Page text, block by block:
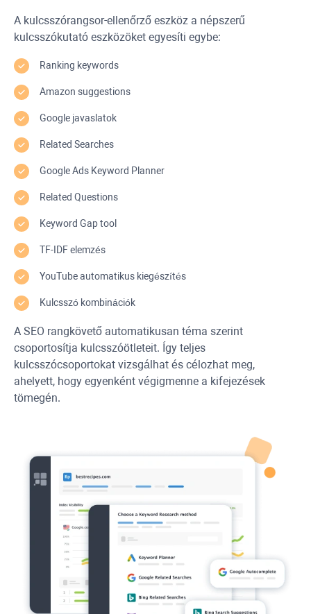
A kulcsszórangsor-ellenőrző eszköz a népszerű
kulcsszókutató eszközöket egyesíti egybe:
Ranking keywords
Amazon suggestions
Google javaslatok
Related Searches
Google Ads Keyword Planner
Related Questions
Keyword Gaptool
TF-IDFelemzés
YouTubeautomatikus kiegészítés
Kulcsszó kombinációk
A SEO rangkövető automatikusan téma szerint
csoportosítja kulcsszóötleteit. Így teljes
kulcsszócsoportokat vizsgálhat és célozhat meg,
ahelyett, hogy egyenként végigmenne a kifejezések
tömegén.